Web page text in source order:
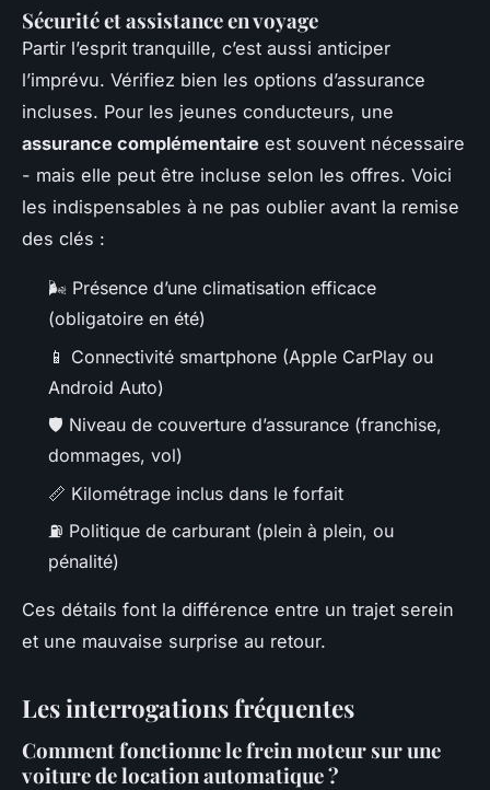
Sécurité et assistance en voyage
Partir l’esprit tranquille, c’est aussi anticiper
l’imprévu. Vérifiez bien les options d’assurance
incluses. Pour les jeunes conducteurs, une
assurance complémentaire est souvent nécessaire
- mais elle peut être incluse selon les offres. Voici
les indispensables à ne pas oublier avant la remise
des clés :
🌬️ Présence d’une climatisation efficace
(obligatoire en été)
📱 Connectivité smartphone (Apple CarPlay ou
Android Auto)
🛡️ Niveau de couverture d’assurance (franchise,
dommages, vol)
📏 Kilométrage inclus dans le forfait
⛽ Politique de carburant (plein à plein, ou
pénalité)
Ces détails font la différence entre un trajet serein
et une mauvaise surprise au retour.
Les interrogations fréquentes
Comment fonctionne le frein moteur sur une
voiture de location automatique ?